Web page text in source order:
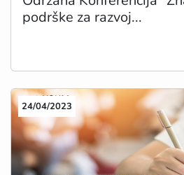
podrške za razvoj...
24/04/2023